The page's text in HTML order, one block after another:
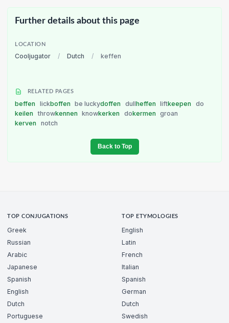
Further details about this page
LOCATION
Cooljugator / Dutch / keffen
RELATED PAGES
beffen lickboffen be luckydoffen dullheffen liftkeepen
do
keilen
throwkennen knowkerken dokermen
groan
kerven
notch
Back to Top
TOP CONJUGATIONS
Greek
Russian
Arabic
Japanese
Spanish
English
Dutch
Portuguese
TOP ETYMOLOGIES
English
Latin
French
Italian
Spanish
German
Dutch
Swedish